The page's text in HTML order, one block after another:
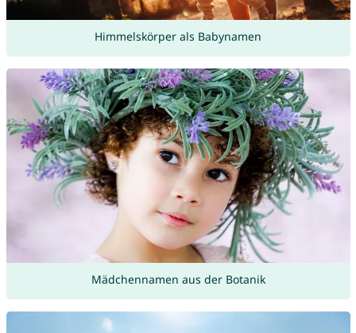
Himmelskörper als Babynamen
Mädchennamen aus der Botanik